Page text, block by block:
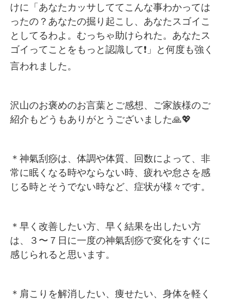
けに「あなたカッサしててこんな事わかっては
ったの？あなたの掘り起こし、あなたスゴイこ
としてるわよ。むっちゃ助けられた。あなたス
ゴイってことをもっと認識して❗️ 」と何度も強く
言われました。
沢山のお褒めのお言葉とご感想、ご家族様のご
紹介もどうもありがとうございました🙏💖
＊神氣刮痧は、体調や体質、回数によって、非
常に眠くなる時やならない時、疲れや怠さを感
じる時とそうでない時など、症状が様々です。
＊早く改善したい方、早く結果を出したい方
は、３〜７日に一度の神氣刮痧で変化をすぐに
感じられると思います。
＊肩こりを解消したい、痩せたい、身体を軽く